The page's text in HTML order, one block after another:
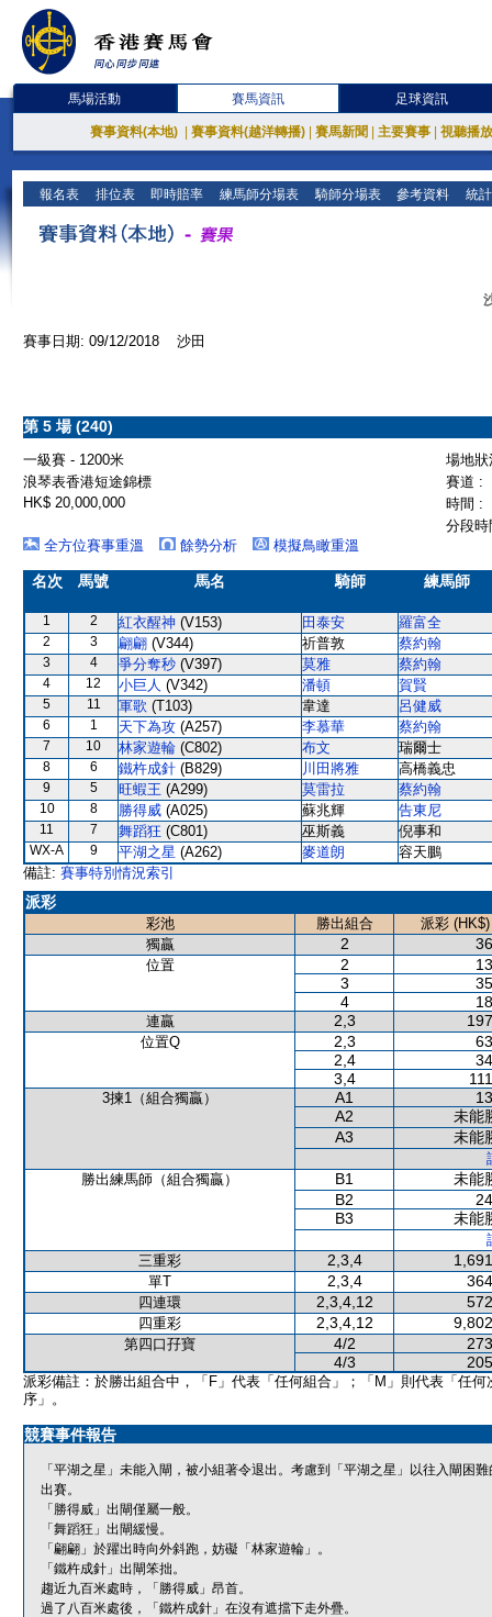
馬場活動 賽馬資訊 足球資訊
賽事資料(本地) 賽事資料(越洋轉播) 賽馬新聞 主要賽事 視聽播
報名表 排位表 即時賠率 練馬師分場表 騎師分場表 參考資料 統
賽事日期: 09/12/2018 沙田
第 5 場 (240)
一級賽 - 1200米
場地
浪琴表香港短途錦標
賽道 :
HK$ 20,000,000
時間 :
分段
全方位賽事重溫
餘勢分析 模擬鳥瞰重溫
名次 馬號 馬名 騎師 練馬師
1 2 紅衣醒神 (V153) 田泰安 羅富全
2 3 翩翩 (V344) 祈普敦 蔡約翰
3 4 爭分奪秒 (V397) 莫雅 蔡約翰
4 12 小巨人 (V342) 潘頓 賀賢
5 11 軍歌 (T103) 韋達 呂健威
6 1 天下為攻 (A257) 李慕華 蔡約翰
7 10 林家遊輪 (C802) 布文 瑞爾士
8 6 鐵杵成針 (B829) 川田將雅 高橋義忠
9 5 旺蝦王 (A299) 莫雷拉 蔡約翰
10 8 勝得威 (A025) 蘇兆輝 告東尼
11 7 舞蹈狂 (C801) 巫斯義 倪事和
WX-A 9 平湖之星 (A262) 麥道朗
容天鵬
備註: 賽事特別情況索引
派彩
彩池 勝出組合
派彩 (HK$)
獨贏
2
位置 2
3
4
連贏 2,3
位置Q 2,3
2,4
3,4
3揀1（組合獨贏） A1
A2
未能
A3
未能
勝出練馬師（組合獨贏）
B1
未能
B2
B3
未能
三重彩
2,3,4
單T 2,3,4
四連環 2,3,4,12
四重彩 2,3,4,12
第四口孖寶 4/2
4/3
派彩備註：於勝出組合中，「F」代表「任何組合」；「M」則代表「任何
序」。
競賽事件報告
「平湖之星」未能入閘，被小組著令退出。考慮到「平湖之星」以往入閘困
出賽。
「勝得威」出閘僅屬一般。
「舞蹈狂」出閘緩慢。
「翩翩」於躍出時向外斜跑，妨礙「林家遊輪」。
「鐵杵成針」出閘笨拙。
趨近九百米處時，「勝得威」昂首。
過了八百米處後，「鐵杵成針」在沒有遮擋下走外疊。